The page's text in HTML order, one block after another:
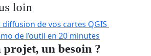
loin
diffusion de vos cartes QGIS
de l’outil en 20 minutes
projet, un besoin ?